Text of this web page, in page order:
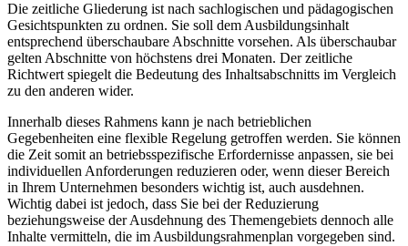
Die zeitliche Gliederung ist nach sachlogischen und pädagogischen
Gesichtspunkten zu ordnen. Sie soll dem Ausbildungsinhalt
entsprechend überschaubare Abschnitte vorsehen. Als überschaubar
gelten Abschnitte von höchstens drei Monaten. Der zeitliche
Richtwert spiegelt die Bedeutung des Inhaltsabschnitts im Vergleich
zu den anderen wider.
Innerhalb dieses Rahmens kann je nach betrieblichen
Gegebenheiten eine flexible Regelung getroffen werden. Sie können
die Zeit somit an betriebsspezifische Erfordernisse anpassen, sie bei
individuellen Anforderungen reduzieren oder, wenn dieser Bereich
in Ihrem Unternehmen besonders wichtig ist, auch ausdehnen.
Wichtig dabei ist jedoch, dass Sie bei der Reduzierung
beziehungsweise der Ausdehnung des Themengebiets dennoch alle
Inhalte vermitteln, die im Ausbildungsrahmenplan vorgegeben sind.